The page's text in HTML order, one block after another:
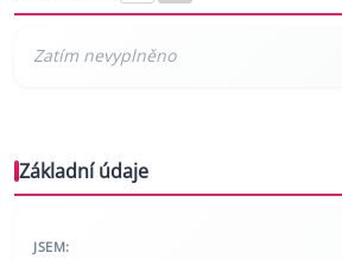
Základní údaje
JSEM: